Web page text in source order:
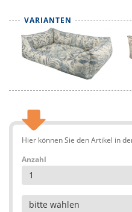
VARIANTEN
Hier können Sie den Artikel in
Anzahl
1
Artikel
bitte wählen